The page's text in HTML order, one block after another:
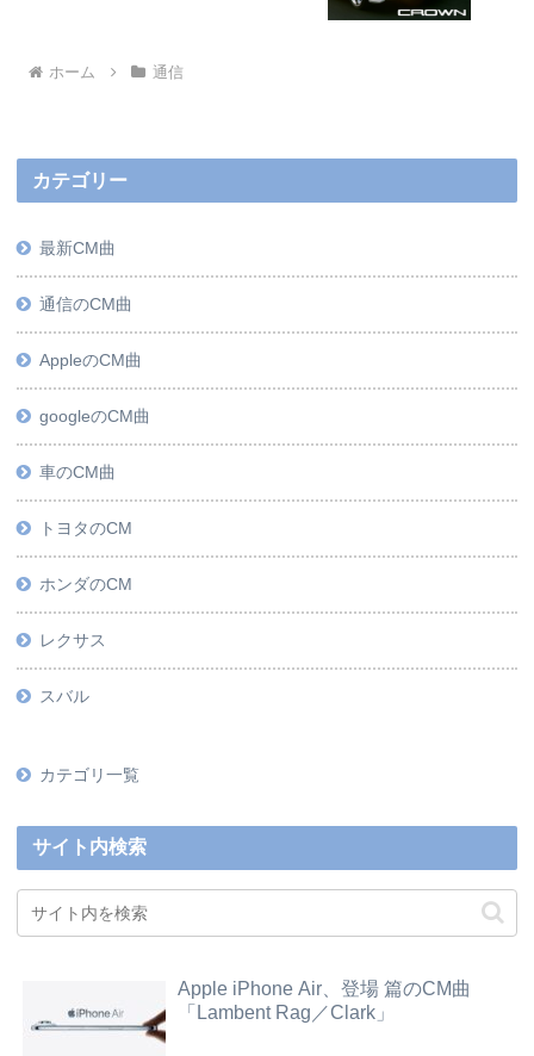
ホーム 通信
カテゴリー
最新CM曲
通信のCM曲
AppleのCM曲
googleのCM曲
車のCM曲
トヨタのCM
ホンダのCM
レクサス
スバル
カテゴリ一覧
サイト内検索
Apple iPhone Air、登場 篇のCM曲
「Lambent Rag／Clark」